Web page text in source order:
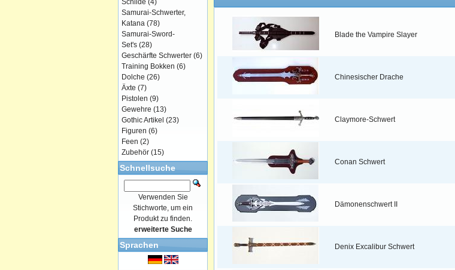
Blade the Vampire Slayer
Chinesischer Drache
Claymore-Schwert
Conan Schwert
Dämonenschwert II
Denix Excalibur Schwert
Schilde (4)
Samurai-Schwerter,
Katana (78)
Samurai-Sword-
Set's (28)
Geschärfte Schwerter (6)
Training Bokken (6)
Dolche (26)
Äxte (7)
Pistolen (9)
Gewehre (13)
Gothic Artikel (23)
Figuren (6)
Feen (2)
Zubehör (15)
Schnellsuche
Verwenden Sie
Stichworte, um ein
Produkt zu finden.
erweiterte Suche
Sprachen